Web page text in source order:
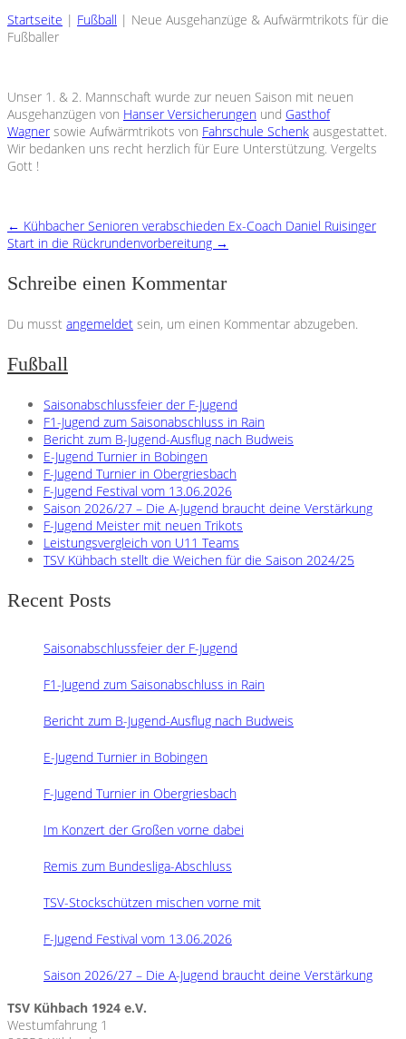
Startseite | Fußball | Neue Ausgehanzüge & Aufwärmtrikots für die
Fußballer
Unser 1. & 2. Mannschaft wurde zur neuen Saison mit neuen
Ausgehanzügen von Hanser Versicherungen und Gasthof
Wagner sowie Aufwärmtrikots von Fahrschule Schenk ausgestattet.
Wir bedanken uns recht herzlich für Eure Unterstützung. Vergelts
Gott !
← Kühbacher Senioren verabschieden Ex-Coach Daniel Ruisinger
Start in die Rückrundenvorbereitung →
Schreibe einen Kommentar
Du musst angemeldet sein, um einen Kommentar abzugeben.
Fußball
Saisonabschlussfeier der F-Jugend
F1-Jugend zum Saisonabschluss in Rain
Bericht zum B-Jugend-Ausflug nach Budweis
E-Jugend Turnier in Bobingen
F-Jugend Turnier in Obergriesbach
F-Jugend Festival vom 13.06.2026
Saison 2026/27 – Die A-Jugend braucht deine Verstärkung
F-Jugend Meister mit neuen Trikots
Leistungsvergleich von U11 Teams
TSV Kühbach stellt die Weichen für die Saison 2024/25
Recent Posts
Saisonabschlussfeier der F-Jugend
F1-Jugend zum Saisonabschluss in Rain
Bericht zum B-Jugend-Ausflug nach Budweis
E-Jugend Turnier in Bobingen
F-Jugend Turnier in Obergriesbach
Im Konzert der Großen vorne dabei
Remis zum Bundesliga-Abschluss
TSV-Stockschützen mischen vorne mit
F-Jugend Festival vom 13.06.2026
Saison 2026/27 – Die A-Jugend braucht deine Verstärkung
TSV Kühbach 1924 e.V.
Westumfahrung 1